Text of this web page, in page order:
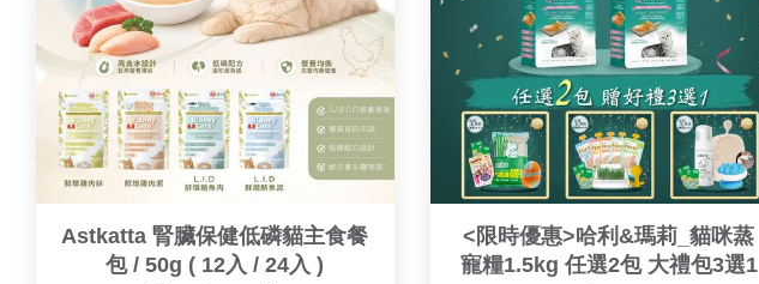
Astkatta 腎臟保健低磷貓主食餐
包 / 50g ( 12入 / 24入 )
<限時優惠>哈利&瑪莉_貓咪蒸
寵糧1.5kg 任選2包 大禮包3選1